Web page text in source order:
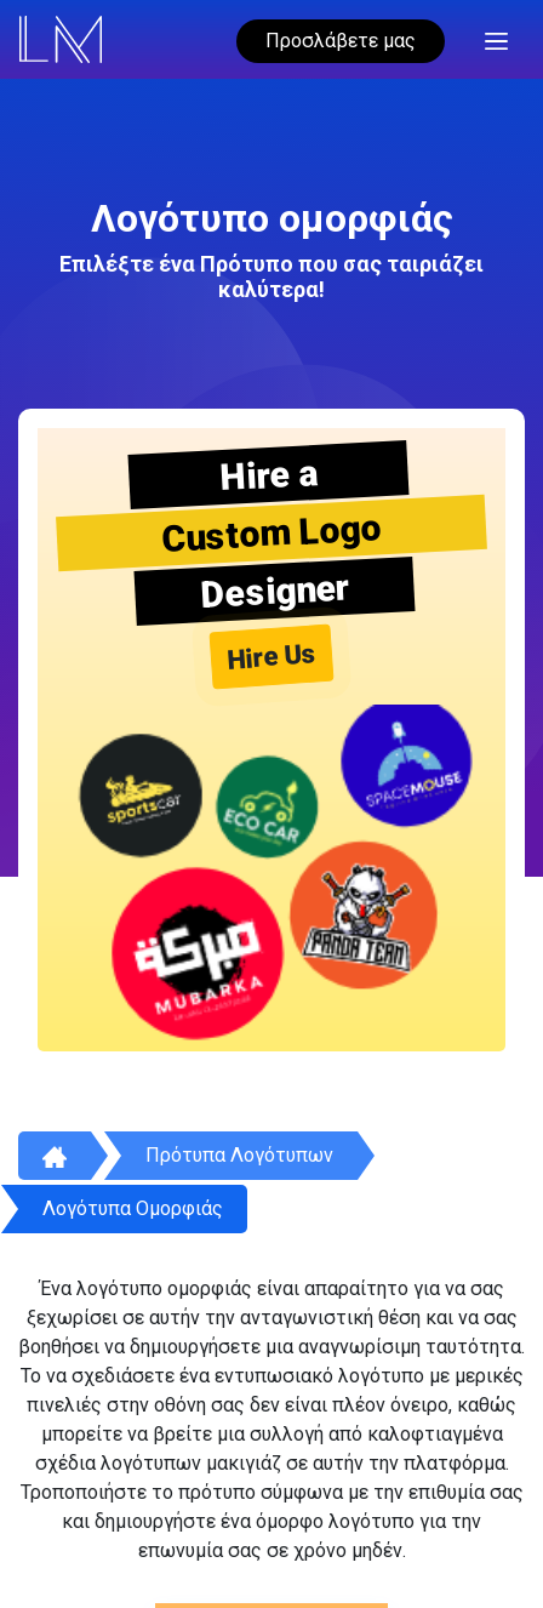
Προσλάβετε μας
Λογότυπο ομορφιάς
Επιλέξτε ένα Πρότυπο που σας ταιριάζει
καλύτερα!
Hire a
Custom Logo
Designer
Hire Us
Πρότυπα Λογότυπων
Λογότυπα Ομορφιάς
Ένα λογότυπο ομορφιάς είναι απαραίτητο για να σας
ξεχωρίσει σε αυτήν την ανταγωνιστική θέση και να σας
βοηθήσει να δημιουργήσετε μια αναγνωρίσιμη ταυτότητα.
Το να σχεδιάσετε ένα εντυπωσιακό λογότυπο με μερικές
πινελιές στην οθόνη σας δεν είναι πλέον όνειρο, καθώς
μπορείτε να βρείτε μια συλλογή από καλοφτιαγμένα
σχέδια λογότυπων μακιγιάζ σε αυτήν την πλατφόρμα.
Τροποποιήστε το πρότυπο σύμφωνα με την επιθυμία σας
και δημιουργήστε ένα όμορφο λογότυπο για την
επωνυμία σας σε χρόνο μηδέν.